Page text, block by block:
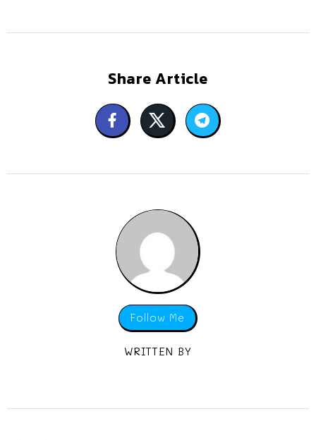
Share Article
Follow Me
WRITTEN BY